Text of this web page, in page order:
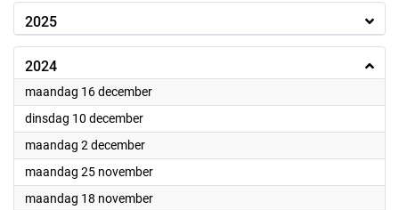
2025
2024
maandag 16 december2024
dinsdag 10 december2024
maandag 2 december2024
maandag 25 november2024
maandag 18 november2024